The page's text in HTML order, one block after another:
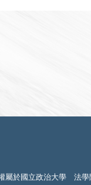
屬於國立政治大學 法學